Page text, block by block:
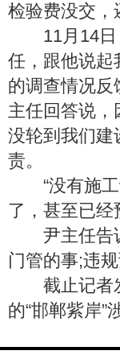
检验费没交，
11月14日
任，跟他说起
的调查情况
主任回答说，
没轮到我们建
责。
“没有施工
了，甚至已经
尹主任告诉
门管的事;违
截止记者发
的“邯郸紫岸”